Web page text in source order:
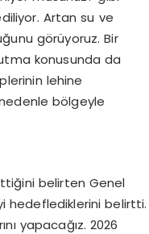
Artan su ve
görüyoruz. Bir
konusunda da
lehine
bölgeyle
belirten Genel
hedeflediklerini belirtti.
yapacağız. 2026